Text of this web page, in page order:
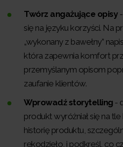
Twórz angażujące opisy-
się na języku korzyści. Na
„wykonany z bawełny”
która zapewnia komfort
przemyślanym opisom
zaufanie klientów.
Wprowadź storytelling -
produkt wyróżniał się na
historię produktu,
rękodzieło, i podkreśl, co